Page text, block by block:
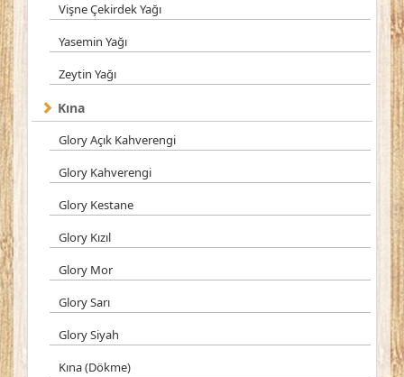
Vişne Çekirdek Yağı
Yasemin Yağı
Zeytin Yağı
Kına
Glory Açık Kahverengi
Glory Kahverengi
Glory Kestane
Glory Kızıl
Glory Mor
Glory Sarı
Glory Siyah
Kına (Dökme)